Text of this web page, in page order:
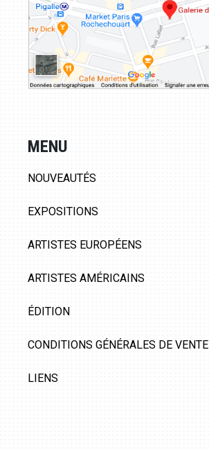
MENU
NOUVEAUTÉS
EXPOSITIONS
ARTISTES EUROPÉENS
ARTISTES AMÉRICAINS
ÉDITION
CONDITIONS GÉNÉRALES DE VENTE
LIENS